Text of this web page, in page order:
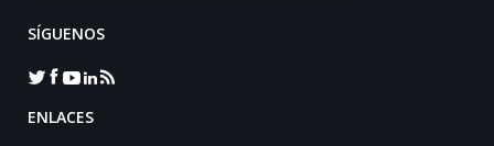
SÍGUENOS
ENLACES